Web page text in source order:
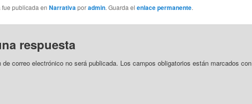
fue publicada en Narrativaporadmin. Guarda el enlace permanente.
respuesta
de correo electrónico no será publicada. Los campos obligatorios están marcados con